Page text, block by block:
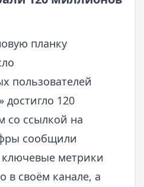
планку
пользователей
достигло 120
со ссылкой на
сообщили
метрики
в своём канале, а